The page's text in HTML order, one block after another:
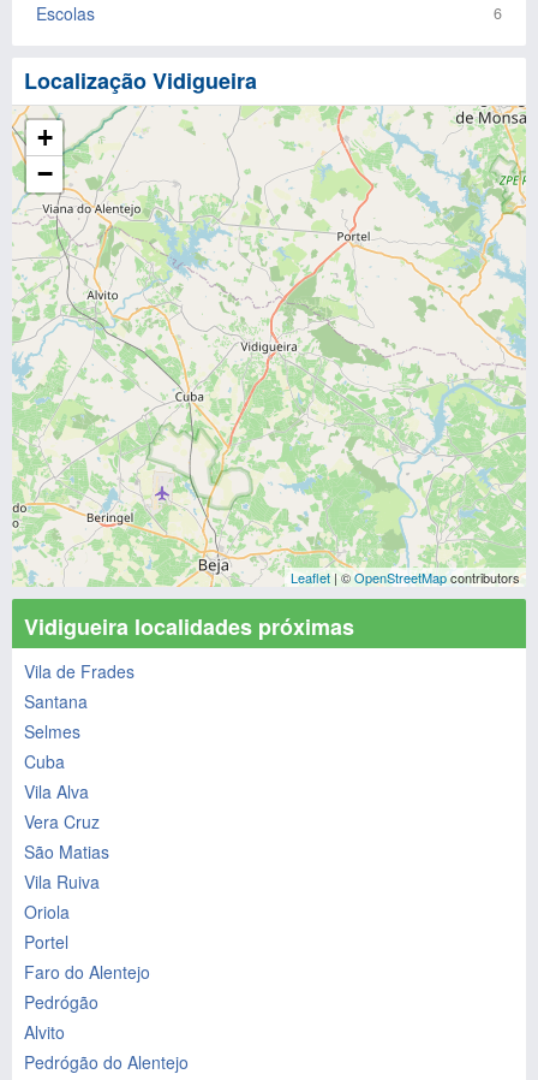
Escolas 6
Localização Vidigueira
+
−
Leaflet | ©OpenStreetMapcontributors
Vidigueira localidades próximas
Vila de Frades
Santana
Selmes
Cuba
Vila Alva
Vera Cruz
São Matias
Vila Ruiva
Oriola
Portel
Faro do Alentejo
Pedrógão
Alvito
Pedrógão do Alentejo